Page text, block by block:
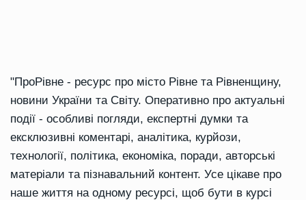
"ПроРівне - ресурс про місто Рівне та Рівненщину,
новини України та Світу. Оперативно про актуальні
події - особливі погляди, експертні думки та
ексклюзивні коментарі, аналітика, курйози,
технології, політика, економіка, поради, авторські
матеріали та пізнавальний контент. Усе цікаве про
наше життя на одному ресурсі, щоб бути в курсі